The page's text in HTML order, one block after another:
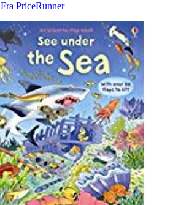
Fra PriceRunner